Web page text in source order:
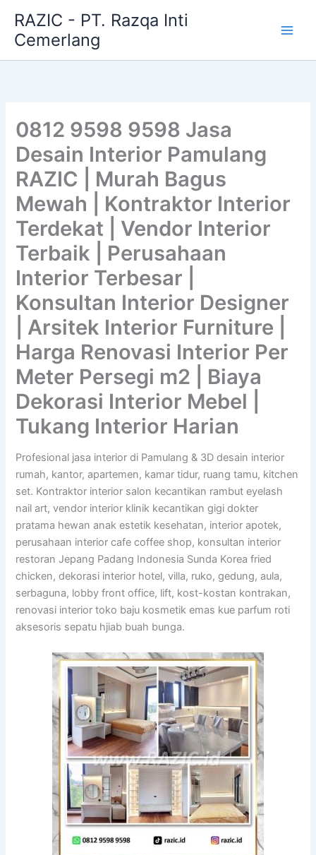
content
RAZIC - PT. Razqa Inti
Cemerlang
0812 9598 9598 Jasa
Desain Interior Pamulang
RAZIC | Murah Bagus
Mewah | Kontraktor Interior
Terdekat | Vendor Interior
Terbaik | Perusahaan
Interior Terbesar |
Konsultan Interior Designer
| Arsitek Interior Furniture |
Harga Renovasi Interior Per
Meter Persegi m2 | Biaya
Dekorasi Interior Mebel |
Tukang Interior Harian
Profesional jasa interior di Pamulang & 3D desain interior
rumah, kantor, apartemen, kamar tidur, ruang tamu, kitchen
set. Kontraktor interior salon kecantikan rambut eyelash
nail art, vendor interior klinik kecantikan gigi dokter
pratama hewan anak estetik kesehatan, interior apotek,
perusahaan interior cafe coffee shop, konsultan interior
restoran Jepang Padang Indonesia Sunda Korea fried
chicken, dekorasi interior hotel, villa, ruko, gedung, aula,
serbaguna, lobby front office, lift, kost-kostan kontrakan,
renovasi interior toko baju kosmetik emas kue parfum roti
aksesoris sepatu hjiab buah bunga.